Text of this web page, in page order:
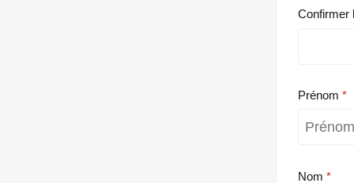
Confirmer
Prénom
Nom